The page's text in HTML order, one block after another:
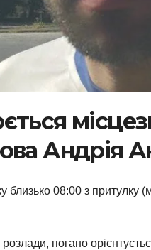
Андрія
близько 08:00 з притулку
погано